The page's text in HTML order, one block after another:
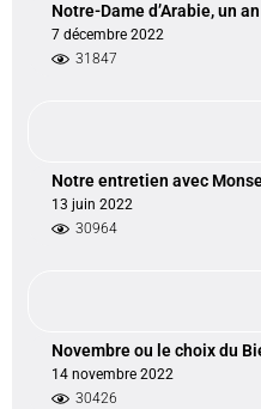
Notre-Dame d’Arabie, un
7 décembre 2022
31847
Notre entretien avec
13 juin 2022
30964
Novembre ou le choix du
14 novembre 2022
30426